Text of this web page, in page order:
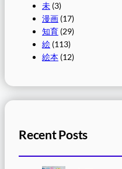
未 (3)
漫画 (17)
知育 (29)
絵 (113)
絵本 (12)
Recent Posts